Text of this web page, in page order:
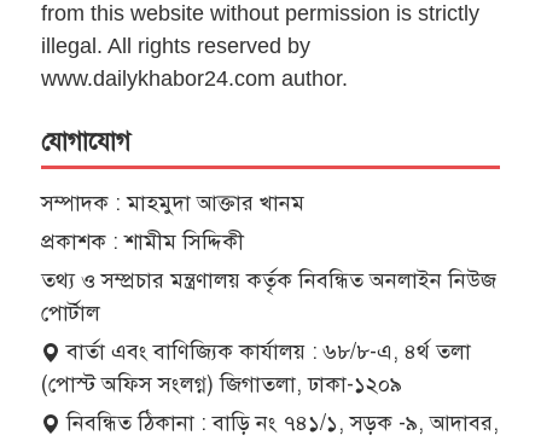
from this website without permission is strictly
illegal. All rights reserved by
www.dailykhabor24.com author.
যোগাযোগ
সম্পাদক : মাহমুদা আক্তার খানম
প্রকাশক : শামীম সিদ্দিকী
তথ্য ও সম্প্রচার মন্ত্রণালয় কর্তৃক নিবন্ধিত অনলাইন নিউজ
পোর্টাল
বার্তা এবং বাণিজ্যিক কার্যালয় : ৬৮/৮-এ, ৪র্থ তলা
(পোস্ট অফিস সংলগ্ন) জিগাতলা, ঢাকা-১২০৯
নিবন্ধিত ঠিকানা : বাড়ি নং ৭৪১/১, সড়ক -৯, আদাবর,